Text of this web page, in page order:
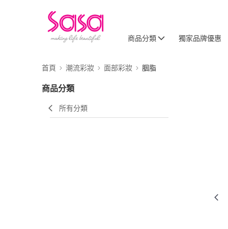
商品分類 獨家品牌優惠
首頁 潮流彩妝 面部彩妝 胭脂
商品分類
所有分類